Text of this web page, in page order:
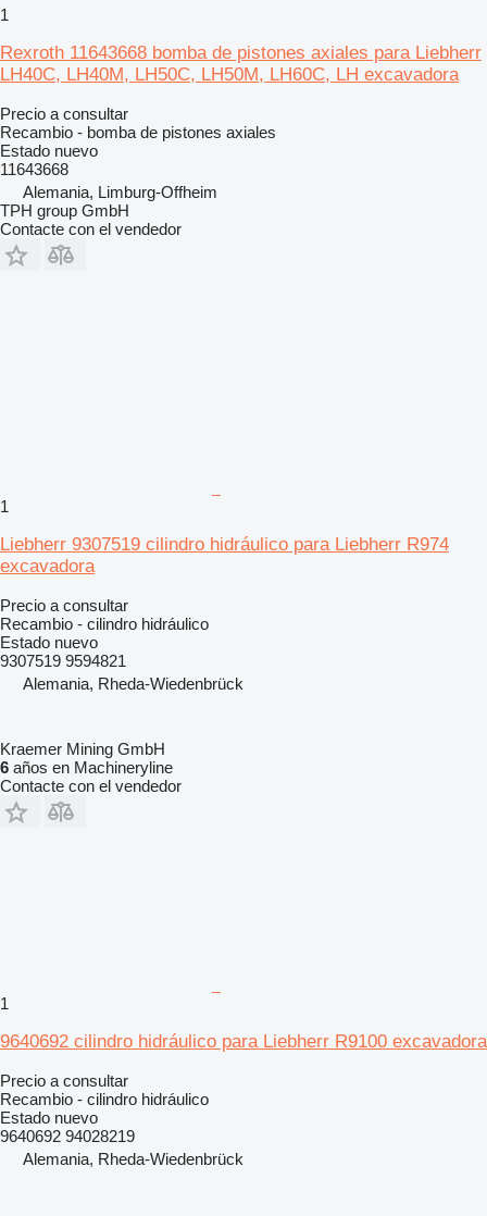
1
Rexroth 11643668 bomba de pistones axiales para Liebherr
LH40C, LH40M, LH50C, LH50M, LH60C, LH excavadora
Precio a consultar
Recambio - bomba de pistones axiales
Estado nuevo
11643668
Alemania, Limburg-Offheim
TPH group GmbH
Contacte con el vendedor
1
Liebherr 9307519 cilindro hidráulico para Liebherr R974
excavadora
Precio a consultar
Recambio - cilindro hidráulico
Estado nuevo
9307519 9594821
Alemania, Rheda-Wiedenbrück
Kraemer Mining GmbH
6 años en Machineryline
Contacte con el vendedor
1
9640692 cilindro hidráulico para Liebherr R9100 excavadora
Precio a consultar
Recambio - cilindro hidráulico
Estado nuevo
9640692 94028219
Alemania, Rheda-Wiedenbrück